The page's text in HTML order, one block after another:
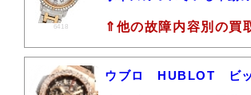
6418 ⇑他の故障内容別の買
ウブロ HUBLOT ビッ